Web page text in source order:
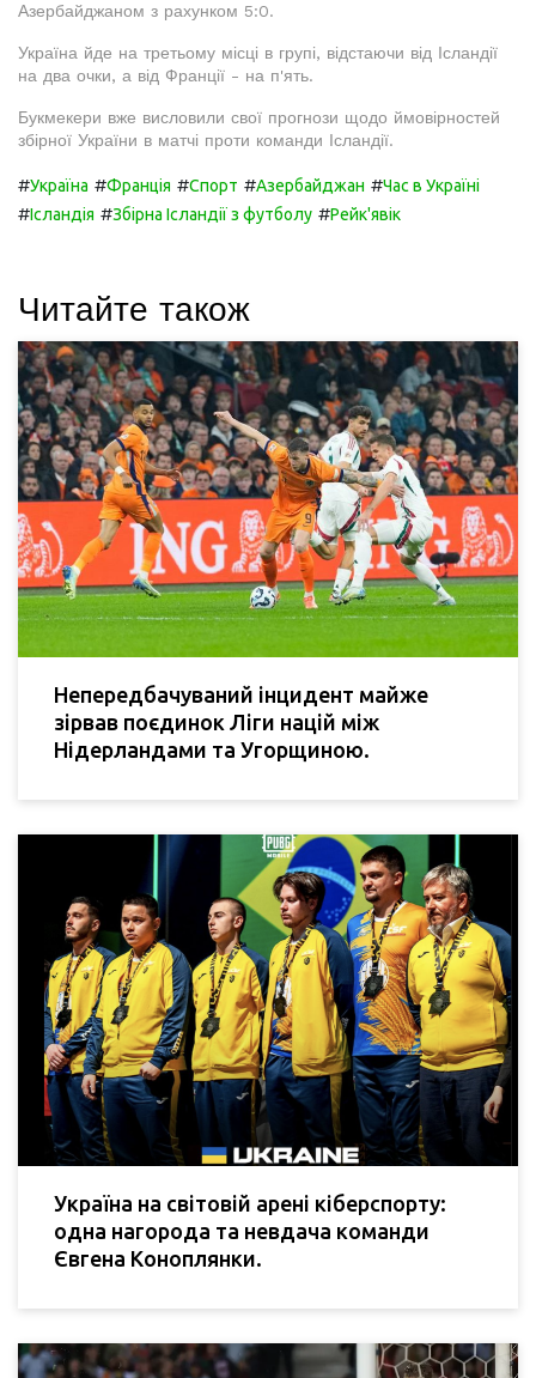
Азербайджаном з рахунком 5:0.
Україна йде на третьому місці в групі, відстаючи від Ісландії
на два очки, а від Франції - на п'ять.
Букмекери вже висловили свої прогнози щодо ймовірностей
збірної України в матчі проти команди Ісландії.
#Україна #Франція #Спорт #Азербайджан #Час в Україні
#Ісландія #Збірна Ісландії з футболу #Рейк'явік
Читайте також
Непередбачуваний інцидент майже
зірвав поєдинок Ліги націй між
Нідерландами та Угорщиною.
Україна на світовій арені кіберспорту:
одна нагорода та невдача команди
Євгена Коноплянки.